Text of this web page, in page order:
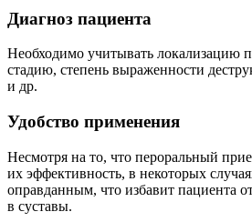
Диагноз пациента
Необходимо учитывать локализацию
стадию, степень выраженности
и др.
Удобство применения
Несмотря на то, что пероральный
их эффективность, в некоторых
оправданным, что избавит пациента
в суставы.